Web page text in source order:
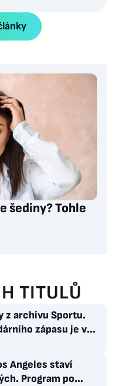
šediny? Tohle
TITULŮ
z archivu Sportu.
zápasu je v
Angeles staví
Program po